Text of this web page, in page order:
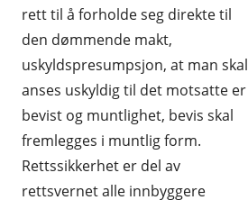
rett til å forholde seg direkte til
den dømmende makt,
uskyldspresumpsjon, at man skal
anses uskyldig til det motsatte er
bevist og muntlighet, bevis skal
fremlegges i muntlig form.
Rettssikkerhet er del av
rettsvernet alle innbyggere